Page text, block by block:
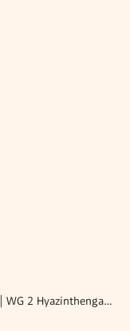
Sozialpädagog*in/Behindertenbetreuer*in | WG 2 Hyazinthengasse